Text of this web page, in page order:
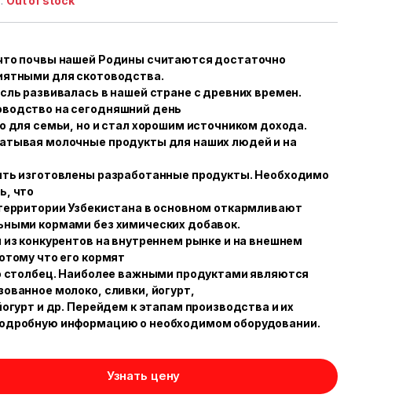
почвы нашей Родины считаются достаточно
для скотоводства.
развивалась в нашей стране с древних времен.
на сегодняшний день
для семьи, но и стал хорошим источником дохода.
молочные продукты для наших людей и на
изготовлены разработанные продукты. Необходимо
что
Узбекистана в основном откармливают
кормами без химических добавок.
из конкурентов на внутреннем рынке и на внешнем
что его кормят
столбец. Наиболее важными продуктами являются
молоко, сливки, йогурт,
и др. Перейдем к этапам производства и их
информацию о необходимом оборудовании.
Узнать цену